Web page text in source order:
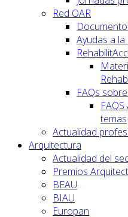
Red OAR
Ayudas a
FAQs
temas
Actualidad
Arquitectura
Actualidad del
Premios
BEAU
BIAU
Europan